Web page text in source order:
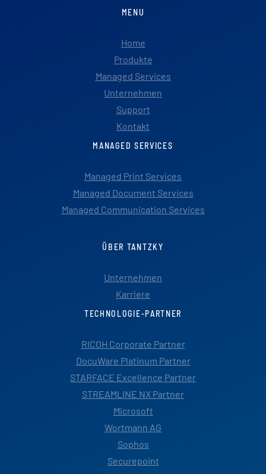
MENU
Home
Produkte
Managed Services
Unternehmen
Support
Kontakt
MANAGED SERVICES
Managed Print Services
Managed Document Services
Managed Communication Services
ÜBER TANTZKY
Unternehmen
Karriere
TECHNOLOGIE-PARTNER
RICOH Corporate Partner
DocuWare Platinum Partner
STARFACE Excellence Partner
STREAMLINE NX Partner
Microsoft
Wortmann AG
Sophos
Securepoint